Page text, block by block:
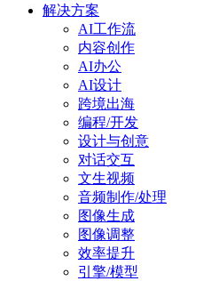
解决方案
AI工作流
内容创作
AI办公
AI设计
跨境出海
编程/开发
设计与创意
对话交互
文生视频
音频制作/处理
图像生成
图像调整
效率提升
引擎/模型